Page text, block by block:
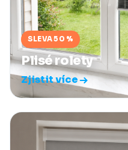
SLEVA 50 %
Plisé rolety
Zjistit více